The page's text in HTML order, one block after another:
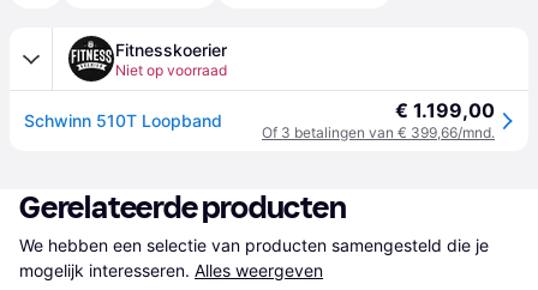
Fitnesskoerier
Niet op voorraad
Schwinn 510T Loopband € 1.199,00
Of 3 betalingen van € 399,66/mnd.
Gerelateerde producten
We hebben een selectie van producten samengesteld die je
mogelijk interesseren. Alles weergeven